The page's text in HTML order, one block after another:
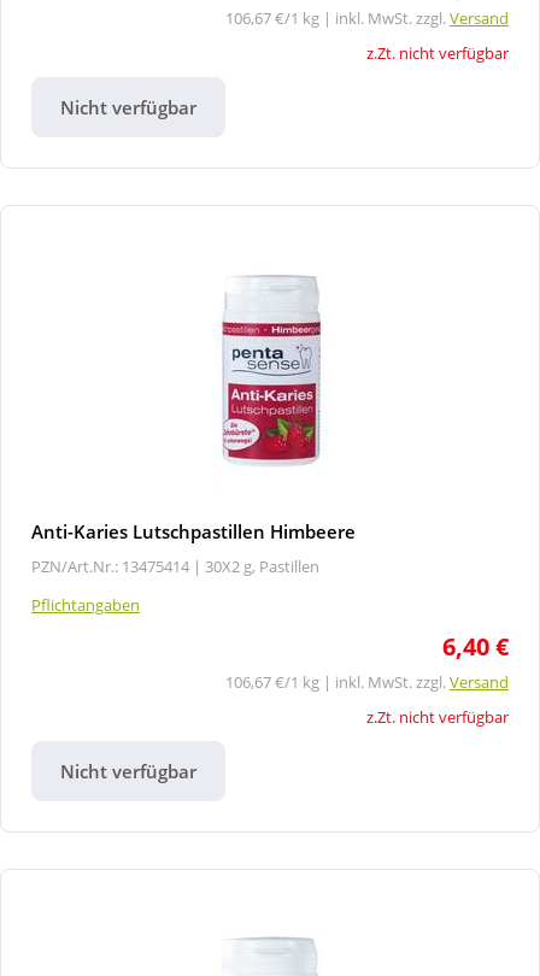
106,67 €/1 kg | inkl. MwSt. zzgl.Versand
z.Zt. nicht verfügbar
Nicht verfügbar
Anti-Karies Lutschpastillen Himbeere
PZN/Art.Nr.: 13475414 | 30X2 g, Pastillen
Pflichtangaben
6,40 €
106,67 €/1 kg | inkl. MwSt. zzgl.Versand
z.Zt. nicht verfügbar
Nicht verfügbar